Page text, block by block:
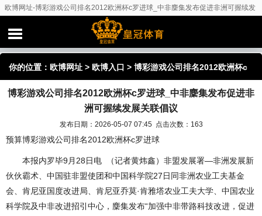
欧博网址-博彩游戏公司排名2012欧洲杯c罗进球_中非麇集发布促进非洲可握续发
你的位置： 欧博网址 > 欧博入口 > 博彩游戏公司排名2012欧洲杯c
罗进球_中非麇集发布促进非洲可握续发展关联倡议
博彩游戏公司排名2012欧洲杯c罗进球_中非麇集发布促进非
洲可握续发展关联倡议
发布日期：2026-05-07 07:45 点击次数：163
预算博彩游戏公司排名2012欧洲杯c罗进球
本报内罗毕9月28日电 （记者黄炜鑫）非盟发展署—非洲发展新
伙伙霸术、中国驻非盟使团和中国科学院27日同非洲农业工夫基金
会、肯尼亚国度改进局、肯尼亚乔莫·肯雅塔农业工夫大学、中国农业
科学院及中非改进招引中心，麇集发布“加强中非带路科技改进，促进